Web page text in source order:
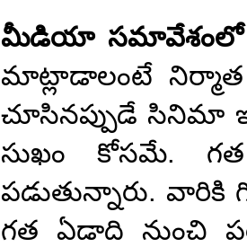
మీడియా సమావేశంలో
మాట్లాడాలంటే నిర్మాత
చూసినప్పుడే సినిమా
సుఖం కోసమే. గత
పడుతున్నారు. వారికి
గత ఏడాది నుంచి